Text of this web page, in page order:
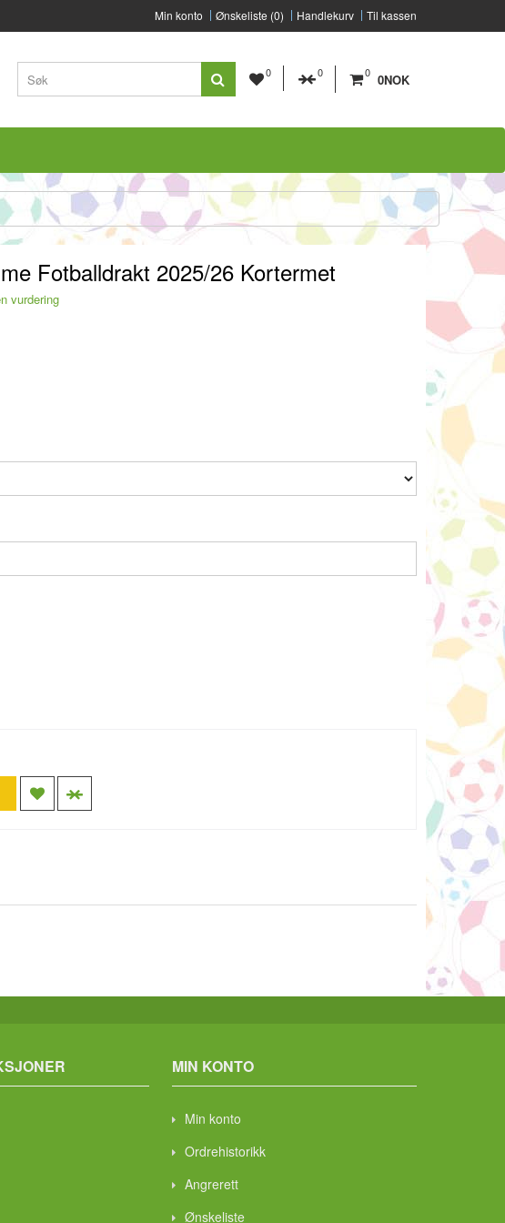
Min konto Ønskeliste (0) Handlekurv Til kassen
0 0 0 0NOK
Fotballdrakt 2025/26 Kortermet
vurdering
MIN KONTO
Min konto
Ordrehistorikk
Angrerett
Ønskeliste